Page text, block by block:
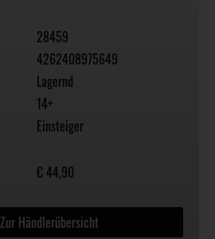
28459
4262408975649
Lagernd
14+
Einsteiger
€ 44,90
Zur Händlerübersicht